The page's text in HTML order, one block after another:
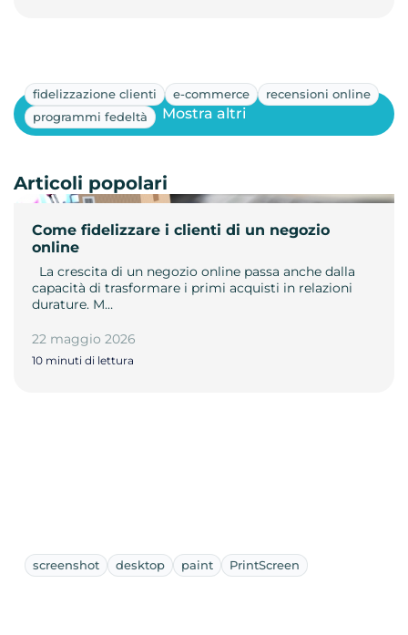
fidelizzazione clienti e-commerce
recensioni online
programmi fedeltà
Come fidelizzare i clienti di un negozio
online
­ ­ La crescita di un negozio online passa anche dalla
capacità di trasformare i primi acquisti in relazioni
durature. M…
22 maggio 2026
10 minuti di lettura
Mostra altri
Articoli popolari
screenshot desktop paint PrintScreen